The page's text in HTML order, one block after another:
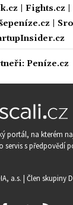
Fights.cz
Peníze.cz
portál, na kterém
servis s předpovědí
a.s. | Člen skupiny